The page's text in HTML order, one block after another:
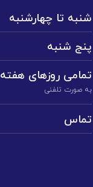
شنبه تا چهارشنبه
پنج شنبه
تمامی روز‌های هفته
به صورت تلفنی
تماس